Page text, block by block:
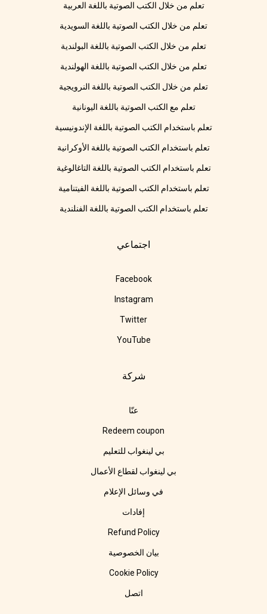
تعلم من خلال الكتب الصوتية باللغة العربية
تعلم من خلال الكتب الصوتية باللغة السويدية
تعلم من خلال الكتب الصوتية باللغة البولندية
تعلم من خلال الكتب الصوتية باللغة الهولندية
تعلم من خلال الكتب الصوتية باللغة النرويجية
تعلم مع الكتب الصوتية باللغة اليونانية
تعلم باستخدام الكتب الصوتية باللغة الإندونيسية
تعلم باستخدام الكتب الصوتية باللغة الأوكرانية
تعلم باستخدام الكتب الصوتية باللغة التاغالوغية
تعلم باستخدام الكتب الصوتية باللغة الفيتنامية
تعلم باستخدام الكتب الصوتية باللغة الفنلندية
اجتماعي
Facebook
Instagram
Twitter
YouTube
شركة
عنّا
Redeem coupon
بي لينغواب للتعليم
بي لينغواب لقطاع الأعمال
في وسائل الإعلام
إفادات
Refund Policy
بيان الخصوصية
Cookie Policy
اتصل